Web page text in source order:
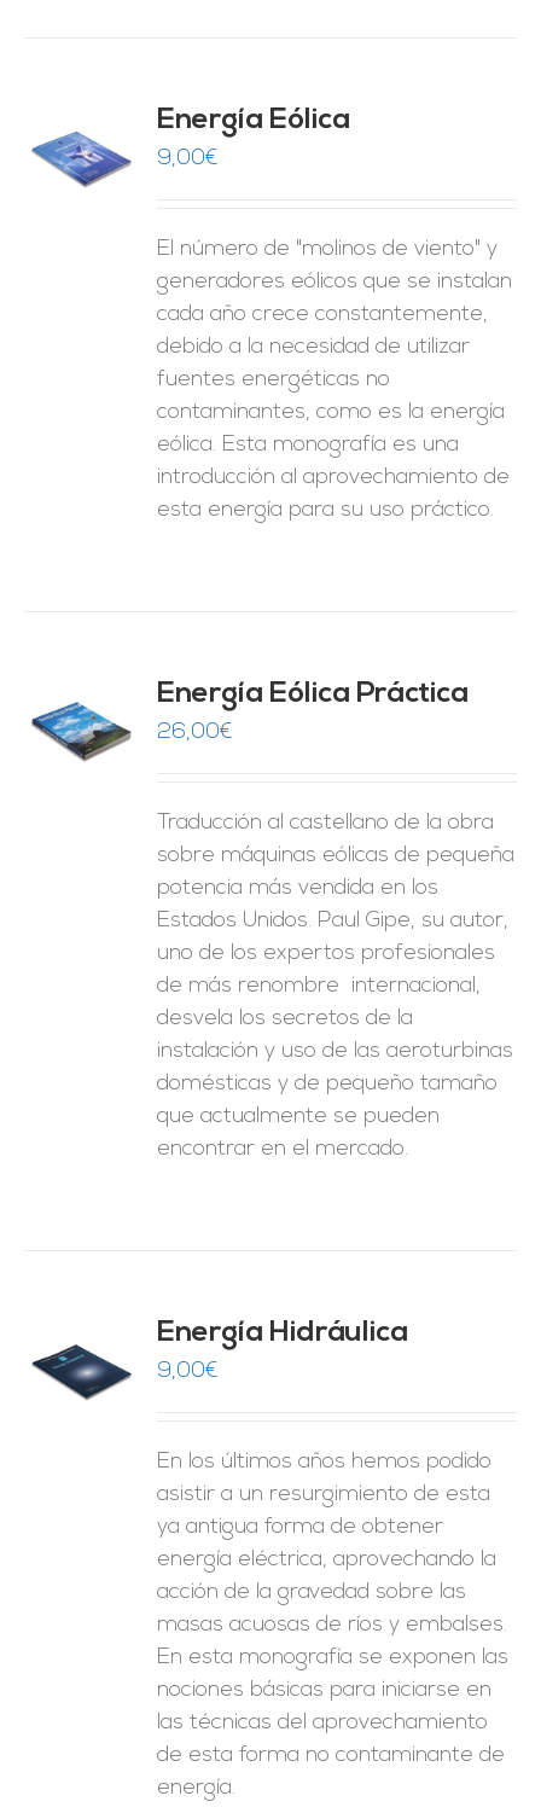
Energía Eólica
9,00€
El número de "molinos de viento" y
generadores eólicos que se instalan
cada año crece constantemente,
debido a la necesidad de utilizar
fuentes energéticas no
contaminantes, como es la energía
eólica. Esta monografía es una
introducción al aprovechamiento de
esta energía para su uso práctico.
Energía Eólica Práctica
26,00€
Traducción al castellano de la obra
sobre máquinas eólicas de pequeña
potencia más vendida en los
Estados Unidos. Paul Gipe, su autor,
uno de los expertos profesionales
de más renombre internacional,
desvela los secretos de la
instalación y uso de las aeroturbinas
domésticas y de pequeño tamaño
que actualmente se pueden
encontrar en el mercado.
Energía Hidráulica
9,00€
En los últimos años hemos podido
asistir a un resurgimiento de esta
ya antigua forma de obtener
energía eléctrica, aprovechando la
acción de la gravedad sobre las
masas acuosas de ríos y embalses.
En esta monografía se exponen las
nociones básicas para iniciarse en
las técnicas del aprovechamiento
de esta forma no contaminante de
energía.